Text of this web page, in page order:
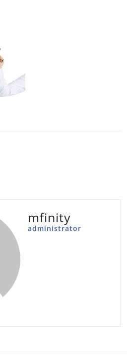
mfinity
administrator